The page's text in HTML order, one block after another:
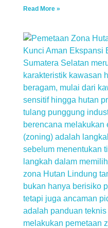
Read More »